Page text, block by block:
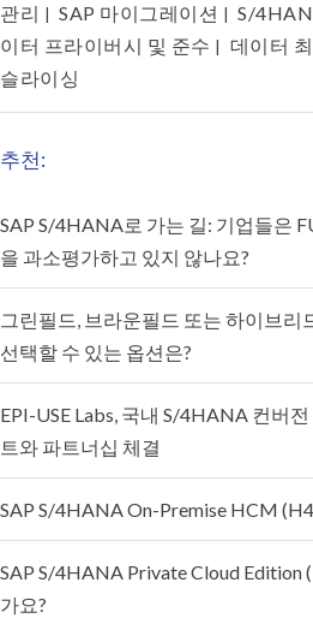
관리
SAP 마이그레이션 S/
이터 프라이버시 및 준수
데이터
슬라이싱
추천:
SAP S/4HANA로 가는 길: 기업들은
을 과소평가하고 있지 않나요?
그린필드, 브라운필드 또는 하이브리
선택할 수 있는 옵션은?
EPI-USE Labs, 국내 S/4HANA 컨버
트와 파트너십 체결
SAP S/4HANA On-Premise HCM
SAP S/4HANA Private Cloud Edition
가요?